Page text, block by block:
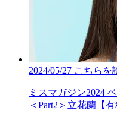
2024/05/27 こちらを
ミスマガジン2024
＜Part2＞立花蘭【